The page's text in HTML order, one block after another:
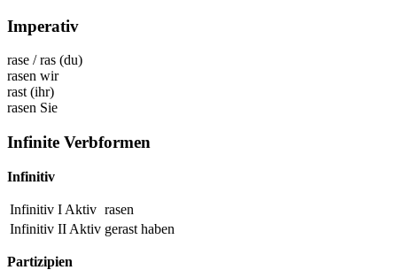
Imperativ
rase /ras (du)
rasen wir
rast (ihr)
rasen Sie
Infinite Verbformen
Infinitiv
Infinitiv I Aktiv rasen
Infinitiv II Aktiv gerast haben
Partizipien